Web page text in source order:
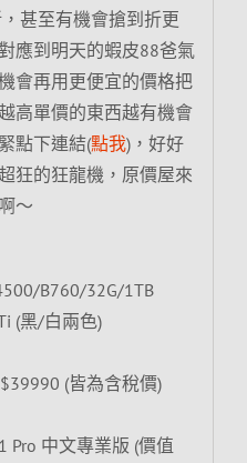
甚至有機會搶到折更
應到明天的蝦皮88爸氣
會再用更便宜的價格把
高單價的東西越有機會
點下連結(點我)，好好
狂的狂龍機，原價屋來
～
B760/32G/1TB
(黑/白兩色)
(皆為含稅價)
Pro 中文專業版 (價值